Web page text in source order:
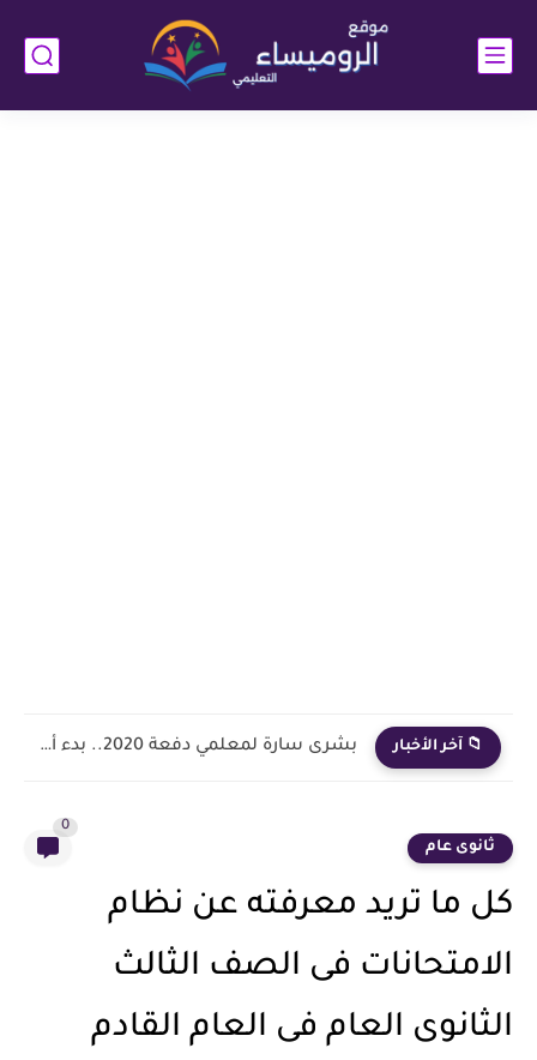
📁 آخر الأخبار بشرى سارة لمعلمي دفعة 2020.. بدء أول خطوة رسمية في...
ثانوى عام
0
كل ما تريد معرفته عن نظام
الامتحانات فى الصف الثالث
الثانوى العام فى العام القادم